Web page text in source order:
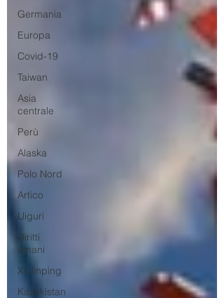
Germania
Europa
Covid-19
Taiwan
Asia
centrale
Perù
Alaska
Polo Nord
Artico
Uiguri
Diritti
umani
Xi Jinping
Kazakistan